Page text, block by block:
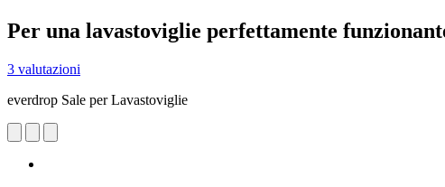
Per una lavastoviglie perfettamente
3 valutazioni
everdrop Sale per Lavastoviglie